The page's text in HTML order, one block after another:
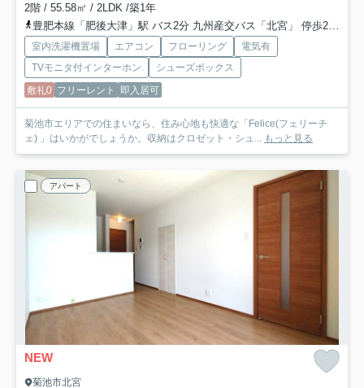
2階 / 55.58㎡ / 2LDK /築1年
豊肥本線「肥後大津」駅 バス2分 九州産交バス「北宮」 停歩2分
室内洗濯機置場 エアコン フローリング
電気有
TVモニタ付インターホン
シューズボックス
敷礼0 フリーレント 即入居可
菊池市エリアでの住まいなら、住み心地も快適な「Felice(フェリーチ
ェ) 」はいかがでしょうか。収納はクロゼット・シュ... もっと見る
アパート
NEW
菊池市北宮